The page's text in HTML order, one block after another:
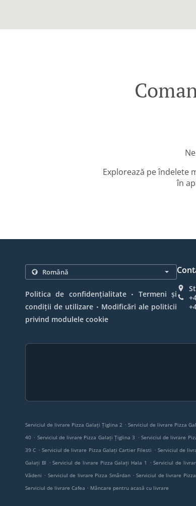
Explorează pe îndelete
în
Politica de confidențialitate . Termeni și
condiții de utilizare . Modificări ale politicii
privind modulele cookie
Serviciul de livrare Pizza Galați Țiglina 2 . Serviciul de livrare Pizza
40 . Serviciul de livrare Pizza Galați Țiglina 3 . Serviciul de livrare
39 C . Serviciul de livrare Pizza Galați Cartier Filesti . Serviciul de
Galați Bl . Serviciul de livrare Pizza Galați Hala 1 . Serviciul de
Vădeni . Serviciul de livrare Pizza Smârdan . Serviciul de livrare
Serviciul de livrare Cafea . Mâncare pentru acasă cu livrare